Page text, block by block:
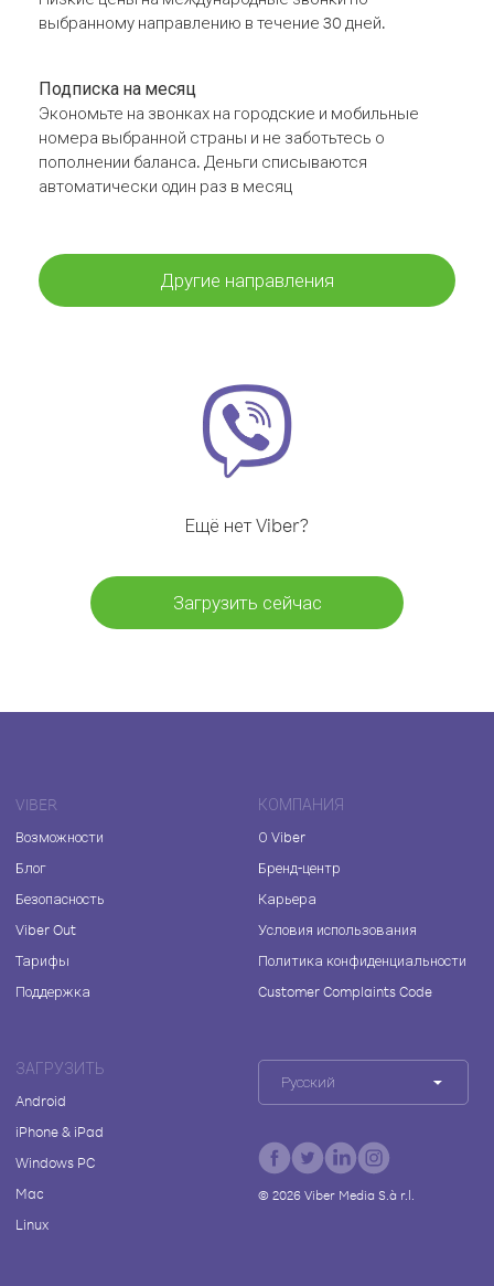
выбранному направлению в течение 30 дней.
Подписка на месяц
Экономьте на звонках на городские и мобильные
номера выбранной страны и не заботьтесь о
пополнении баланса. Деньги списываются
автоматически один раз в месяц
Другие направления
Ещё нет Viber?
Загрузить сейчас
VIBER
Возможности
Блог
Безопасность
Viber Out
Тарифы
Поддержка
КОМПАНИЯ
О Viber
Бренд-центр
Карьера
Условия использования
Политика конфиденциальности
Customer Complaints Code
ЗАГРУЗИТЬ
Android
iPhone & iPad
Windows PC
Mac
Linux
Русский
© 2026Viber Media S.à r.l.